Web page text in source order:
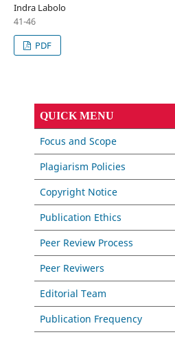
Indra Labolo
41-46
PDF
QUICK MENU
Focus and Scope
Plagiarism Policies
Copyright Notice
Publication Ethics
Peer Review Process
Peer Reviwers
Editorial Team
Publication Frequency